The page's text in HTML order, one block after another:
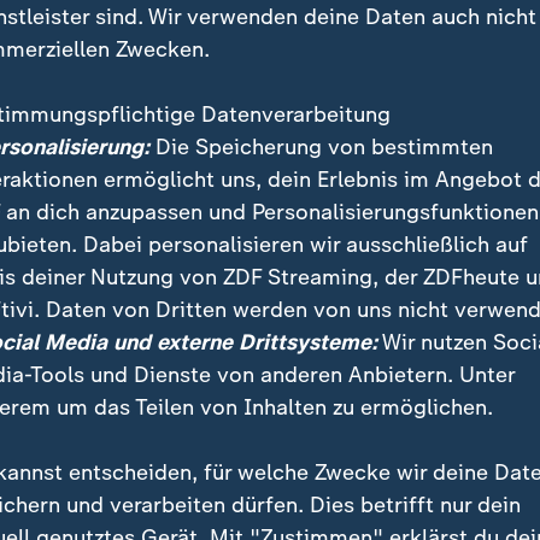
Pflege: Union und SPD kommen zu
"Es ist das ganz große Paket, das jetzt
sind. Wir verwenden deine Daten auch nicht
Zwecken.
Datenverarbeitung
Die Speicherung von bestimmten
ermöglicht uns, dein Erlebnis im Angebot
an dich anzupassen und Personalisierungsfunktionen
Dabei personalisieren wir ausschließlich auf
deiner Nutzung von ZDF Streaming, der ZDFheute
Daten von Dritten werden von uns nicht
Media und externe Drittsysteme:Wir nutzen
Tools und Dienste von anderen Anbietern. Unter
um das Teilen von Inhalten zu ermöglichen.
entscheiden, für welche Zwecke wir deine
und verarbeiten dürfen. Dies betrifft nur dein